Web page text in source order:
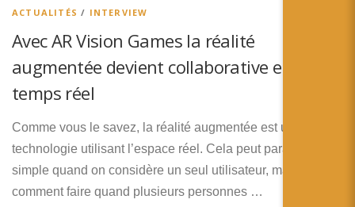
ACTUALITÉS / INTERVIEW
Avec AR Vision Games la réalité
augmentée devient collaborative en
temps réel
Comme vous le savez, la réalité augmentée est une
technologie utilisant l’espace réel. Cela peut paraitre assez
simple quand on considère un seul utilisateur, mais
comment faire quand plusieurs personnes …